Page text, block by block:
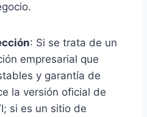
: Si se trata de un
empresarial que
y garantía de
la versión oficial de
si es un sitio de